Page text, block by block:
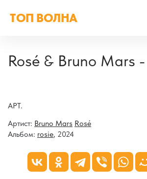
ТОП ВОЛНА
Rosé & Bruno Mars -
APT.
Артист: Bruno Mars Rosé
Альбом: rosie, 2024